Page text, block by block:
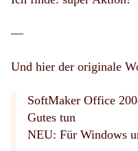
—
Und hier der originale
SoftMaker Office
Gutes tun
NEU: Für Windows